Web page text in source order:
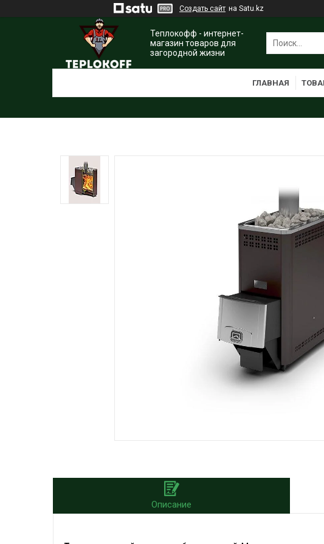
Создать сайт на Satu.kz
Теплокофф - интернет-
магазин товаров для
загородной жизни
ГЛАВНАЯ
Описание